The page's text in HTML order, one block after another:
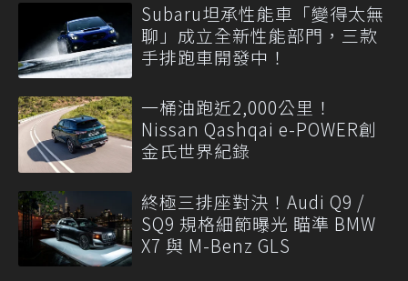
Subaru坦承性能車「變得太無
聊」成立全新性能部門，三款
手排跑車開發中！
一桶油跑近2,000公里！
Nissan Qashqai e-POWER創
金氏世界紀錄
終極三排座對決！Audi Q9 /
SQ9 規格細節曝光 瞄準 BMW
X7 與 M-Benz GLS